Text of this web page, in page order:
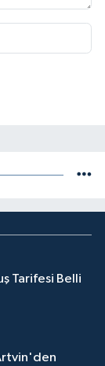
Tarifesi Belli